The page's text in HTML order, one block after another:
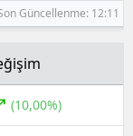
Güncellenme: 12:11
(10,00%)